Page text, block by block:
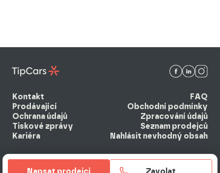
Kontakt
FAQ
Prodávající
Obchodní podmínky
Ochrana údajů
Zpracování údajů
Tiskové zprávy
Seznam prodejců
Kariéra
Nahlásit nevhodný obsah